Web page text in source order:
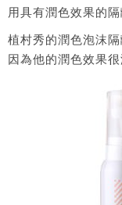
用具有潤色效果的
植村秀的潤色泡沫
因為他的潤色效果